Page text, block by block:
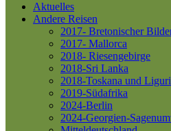
Aktuelles
Andere Reisen
2017- Bretonischer
2017- Mallorca
2018- Riesengebirge
2018-Sri Lanka
2018-Toskana und
2019-Südafrika
2024-Berlin
2024-Georgien-